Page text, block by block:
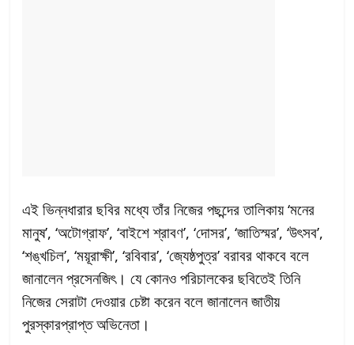
এই ভিন্নধারার ছবির মধ্যে তাঁর নিজের পছন্দের তালিকায় ‘মনের
মানুষ’, ‘অটোগ্রাফ’, ‘বাইশে শ্রাবণ’, ‘দোসর’, ‘জাতিস্মর’, ‘উৎসব’,
‘শঙ্খচিল’, ‘ময়ূরাক্ষী’, ‘রবিবার’, ‘জ্যেষ্ঠপুত্র’ বরাবর থাকবে বলে
জানালেন প্রসেনজিৎ। যে কোনও পরিচালকের ছবিতেই তিনি
নিজের সেরাটা দেওয়ার চেষ্টা করেন বলে জানালেন জাতীয়
পুরস্কারপ্রাপ্ত অভিনেতা।